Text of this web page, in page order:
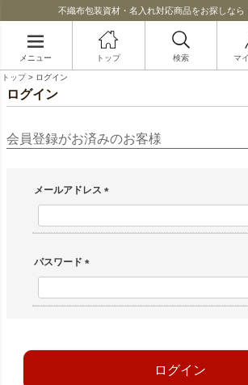
不織布包装資材・名入れ対応商品をお探しなら
メニュー トップ 検索 マ
トップ ログイン
ログイン
会員登録がお済みのお客様
メールアドレス
(必須)
パスワード
(必須)
ログイン